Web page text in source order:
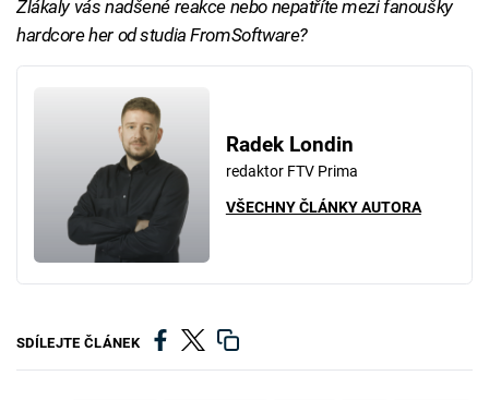
Zlákaly vás nadšené reakce nebo nepatříte mezi fanoušky
hardcore her od studia FromSoftware?
Radek Londin
redaktor FTV Prima
VŠECHNY ČLÁNKY AUTORA
SDÍLEJTE ČLÁNEK